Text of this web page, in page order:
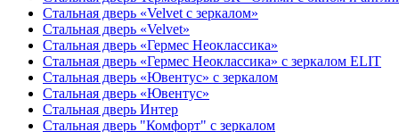
Стальная дверь «Velvet с зеркалом»
Стальная дверь «Velvet»
Стальная дверь «Гермес Неоклассика»
Стальная дверь «Гермес Неоклассика» с зеркалом ELIT
Стальная дверь «Ювентус» с зеркалом
Стальная дверь «Ювентус»
Стальная дверь Интер
Стальная дверь "Комфорт" с зеркалом